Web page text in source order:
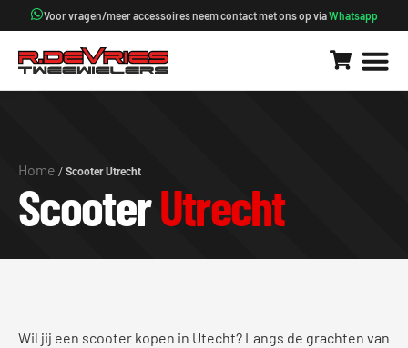
Voor vragen/meer accessoires neem contact met ons op viaWhatsapp
Home / Scooter Utrecht
ScooterUtrecht
Wil jij een scooter kopen in Utecht? Langs de grachten van